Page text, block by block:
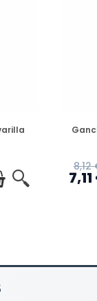
8,12